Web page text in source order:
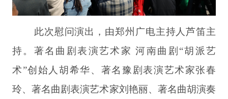
此次慰问演出，由郑州广电主持人芦笛主
持。著名曲剧表演艺术家 河南曲剧 “胡派艺
术”创始人胡希华、著名豫剧表演艺术家张春
玲、著名曲剧表演艺术家刘艳丽、著名曲胡演奏